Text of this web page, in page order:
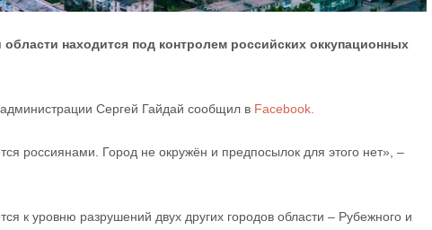
находится под контролем российских оккупационных
Сергей Гайдай сообщил в Facebook.
россиянами. Город не окружён и предпосылок для этого нет», –
к уровню разрушений двух других городов области – Рубежного и